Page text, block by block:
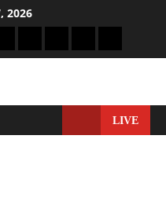
2026
LIVE